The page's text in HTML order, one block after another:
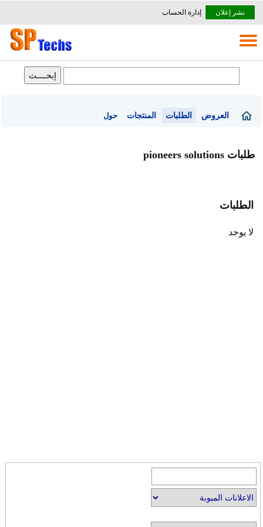
نشر إعلان إدارة الحساب
العروض الطلبات المنتجات حول
طلبات pioneers solutions
الطلبات
لا يوجد